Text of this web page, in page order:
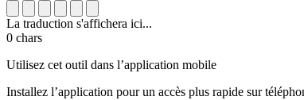
La traduction s'affichera ici...
0 chars
Utilisez cet outil dans l’application mobile
Installez l’application pour un accès plus rapide sur